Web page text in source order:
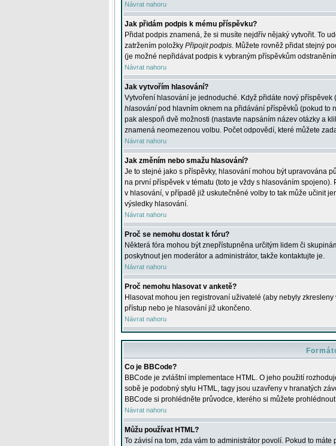
Návrat nahoru
Jak přidám podpis k mému příspěvku?
Přidat podpis znamená, že si musíte nejdřív nějaký vytvořit. To
zatržením položky Připojit podpis. Můžete rovněž přidat stejný
(je možné nepřidávat podpis k vybraným příspěvkům
Návrat nahoru
Jak vytvořím hlasování?
Vytvoření hlasování je jednoduché. Když přidáte nový
hlasování pod hlavním oknem na přidávání příspěvků (pokud to
pak alespoň dvě možnosti (nastavte napsáním název otázky a
znamená neomezenou volbu. Počet odpovědí, které můžete
Návrat nahoru
Jak změním nebo smažu hlasování?
Je to stejné jako s příspěvky, hlasování mohou být upravována
na první příspěvek v tématu (toto je vždy s hlasováním
v hlasování, v případě již uskutečněné volby to tak může učinit
výsledky hlasování.
Návrat nahoru
Proč se nemohu dostat k fóru?
Některá fóra mohou být znepřístupněna určitým lidem či
poskytnout jen moderátor a administrátor, takže kontaktujte je.
Návrat nahoru
Proč nemohu hlasovat v anketě?
Hlasovat mohou jen registrovaní uživatelé (aby nebyly
přístup nebo je hlasování již ukončeno.
Návrat nahoru
Co je BBCode?
BBCode je zvláštní implementace HTML. O jeho použití
sobě je podobný stylu HTML, tagy jsou uzavřeny v hranatých
BBCode si prohlédněte průvodce, kterého si můžete
Návrat nahoru
Můžu používat HTML?
To závisí na tom, zda vám to administrátor povolí. Pokud to